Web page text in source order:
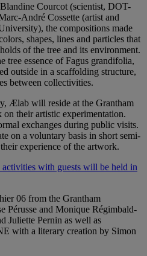
Courcot (scientist, DOT-
André Cossette (artist and
the compositions made
shapes, lines and particles that
of the tree and its environment.
tree essence of Fagus grandifolia,
outside in a scaffolding structure,
between collectivities.
Ælab will reside at the Grantham
their artistic experimentation.
exchanges during public visits.
on a voluntary basis in short semi-
experience of the artwork.
with guests will be held in
06 from the Grantham
Pérusse and Monique Régimbald-
Juliette Pernin as well as
with a literary creation by Simon